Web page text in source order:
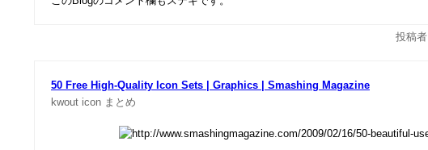
投稿者
50 Free High-Quality Icon Sets | Graphics | Smashing Magazine
kwout icon まとめ